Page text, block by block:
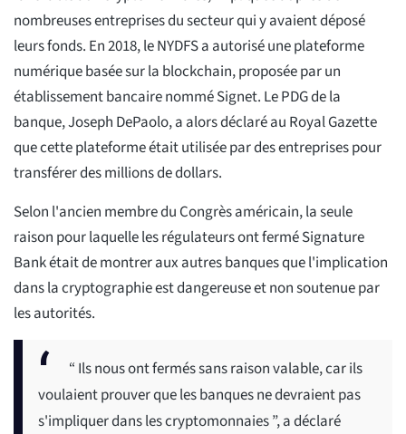
nombreuses entreprises du secteur qui y avaient déposé
leurs fonds. En 2018, le NYDFS a autorisé une plateforme
numérique basée sur la blockchain, proposée par un
établissement bancaire nommé Signet. Le PDG de la
banque, Joseph DePaolo, a alors déclaré au Royal Gazette
que cette plateforme était utilisée par des entreprises pour
transférer des millions de dollars.
Selon l'ancien membre du Congrès américain, la seule
raison pour laquelle les régulateurs ont fermé Signature
Bank était de montrer aux autres banques que l'implication
dans la cryptographie est dangereuse et non soutenue par
les autorités.
“ Ils nous ont fermés sans raison valable, car ils
voulaient prouver que les banques ne devraient pas
s'impliquer dans les cryptomonnaies ”, a déclaré